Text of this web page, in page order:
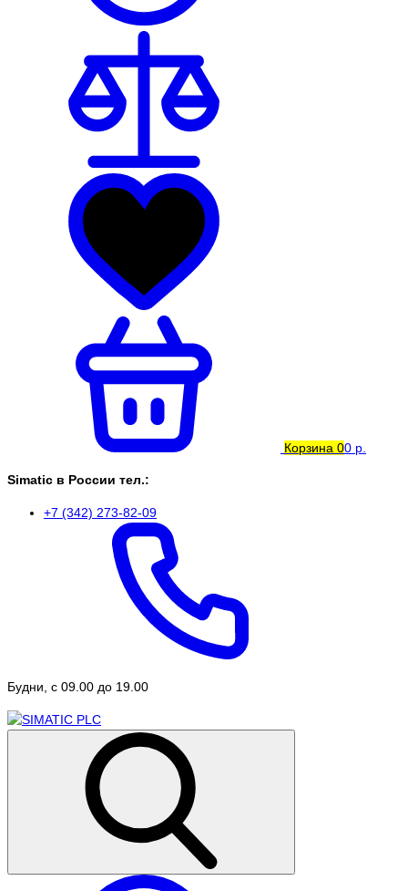
Корзина 00 р.
Simatic в России тел.:
+7 (342) 273-82-09
Будни, с 09.00 до 19.00